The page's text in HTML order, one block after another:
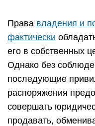
Права владения и
фактически
его в собственных
Однако без
последующие
распоряжения
совершать
продавать,